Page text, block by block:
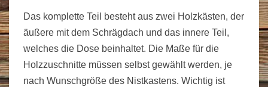
Das komplette Teil besteht aus zwei Holzkästen, der
äußere mit dem Schrägdach und das innere Teil,
welches die Dose beinhaltet. Die Maße für die
Holzzuschnitte müssen selbst gewählt werden, je
nach Wunschgröße des Nistkastens. Wichtig ist